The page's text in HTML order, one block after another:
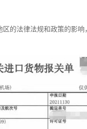
的法律法规和政策的影